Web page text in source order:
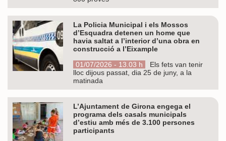
La Policia Municipal i els Mossos
d’Esquadra detenen un home que
havia saltat a l’interior d’una obra en
construcció a l’Eixample
01/07/2026 - 13.03 h
Els fets van tenir
lloc dijous passat, dia 25 de juny, a la
matinada
L’Ajuntament de Girona engega el
programa dels casals municipals
d’estiu amb més de 3.100 persones
participants